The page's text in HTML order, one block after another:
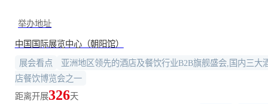
举办地址
中国国际展览中心（朝阳馆）
展会看点
亚洲地区领先的酒店及餐饮行业B2B旗舰盛会,国内三大
店餐饮博览会之一
距离开展326天